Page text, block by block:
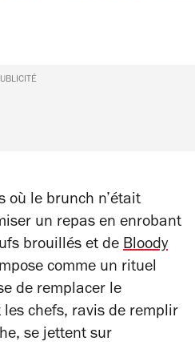
où le brunch n’était
un repas en enrobant
brouillés et de Bloody
comme un rituel
de remplacer le
chefs, ravis de remplir
se jettent sur